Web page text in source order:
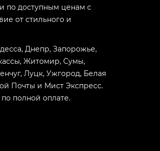
по доступным ценам с
от стильного и
Днепр, Запорожье,
Житомир, Сумы,
Луцк, Ужгород, Белая
Почты и Мист Экспресс.
полной оплате.